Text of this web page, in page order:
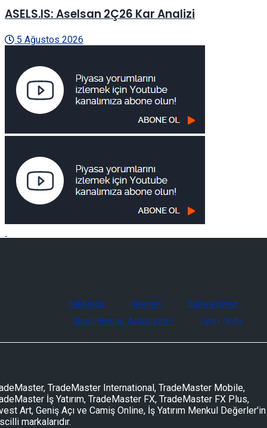
ASELS.IS: Aselsan 2Ç26 Kar Analizi
5 Ağustos 2026
Hakkında İletişim
Şubelerimiz
Nasıl Hesap Açabilirim?
Uyarı Notu
TradeMaster International, TradeMaster Mobile,
İş Yatırım, TradeMaster FX, TradeMaster FX Plus,
Art, Geniş Açı ve Camiş Online, İş Yatırım Menkul Değerler'in
markalarıdır.